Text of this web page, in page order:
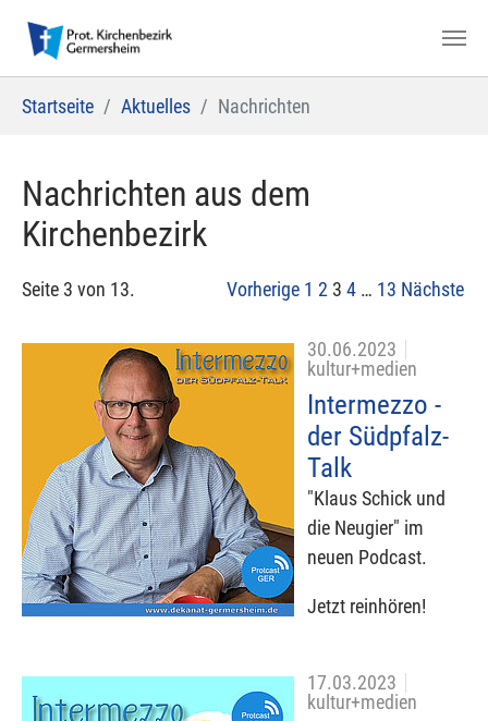
Startseite Aktuelles Nachrichten
Nachrichten aus dem
Kirchenbezirk
Seite 3 von 13. Vorherige 1 2 3 4 … 13 Nächste
30.06.2023
kultur+medien
Intermezzo -
der Südpfalz-
Talk
"Klaus Schick und
die Neugier" im
neuen Podcast.
Jetzt reinhören!
17.03.2023
kultur+medien